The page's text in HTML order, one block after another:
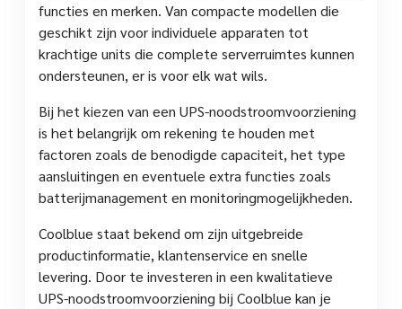
functies en merken. Van compacte modellen die
geschikt zijn voor individuele apparaten tot
krachtige units die complete serverruimtes kunnen
ondersteunen, er is voor elk wat wils.
Bij het kiezen van een UPS-noodstroomvoorziening
is het belangrijk om rekening te houden met
factoren zoals de benodigde capaciteit, het type
aansluitingen en eventuele extra functies zoals
batterijmanagement en monitoringmogelijkheden.
Coolblue staat bekend om zijn uitgebreide
productinformatie, klantenservice en snelle
levering. Door te investeren in een kwalitatieve
UPS-noodstroomvoorziening bij Coolblue kan je